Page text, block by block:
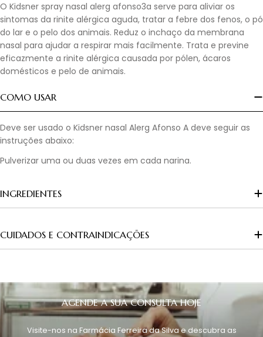
O Kidsner spray nasal alerg afonso3a serve para aliviar os
sintomas da rinite alérgica aguda, tratar a febre dos fenos, o pó
do lar e o pelo dos animais. Reduz o inchaço da membrana
nasal para ajudar a respirar mais facilmente. Trata e previne
eficazmente a rinite alérgica causada por pólen, ácaros
domésticos e pelo de animais.
COMO USAR
Deve ser usado o Kidsner nasal Alerg Afonso A deve seguir as
instruções abaixo:
Pulverizar uma ou duas vezes em cada narina.
INGREDIENTES
CUIDADOS E CONTRAINDICAÇÕES
AGENDE A SUA CONSULTA HOJE
Visite-nos na Farmácia Ferreira da Silva e descubra as